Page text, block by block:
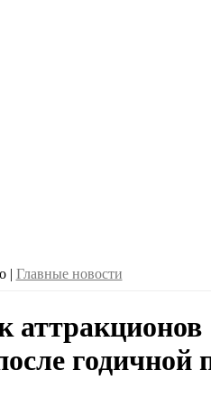
| Главные новости
аттракционов
годичной